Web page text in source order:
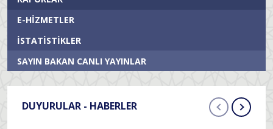
E-HIZMETLER
İSTATISTIKLER
SAYIN BAKAN CANLI YAYINLAR
DUYURULAR - HABERLER